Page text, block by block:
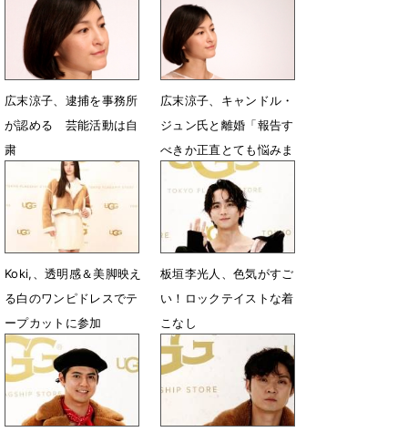
広末涼子、逮捕を事務所
が認める 芸能活動は自
粛
4月8日 18時38分
広末涼子、キャンドル・
ジュン氏と離婚「報告す
べきか正直とても悩みま
した」
7月23日 14時55分
Koki,、透明感＆美脚映え
る白のワンピドレスでテ
ープカットに参加
6月30日 06時37分
板垣李光人、色気がすご
い！ロックテイストな着
こなし
6月30日 06時09分